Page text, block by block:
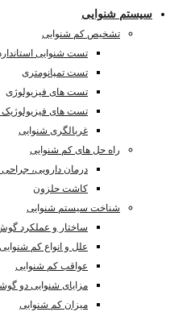
سیستم شنوایی
تشخیص کم شنوایی
تست شنوایی استاندارد
تست تمپانومتری
تست های فیزیولوژی
تست های فیزیولوژیک
غربالگری شنوایی
راه حل های کم شنوایی
درمان دارویی،
کاشت حلزون
شناخت سیستم شنوایی
ساختار و عملکرد
علل و انواع کم شنوایی
عواقب کم شنوایی
مزایای شنوایی دو
میزان کم شنوایی